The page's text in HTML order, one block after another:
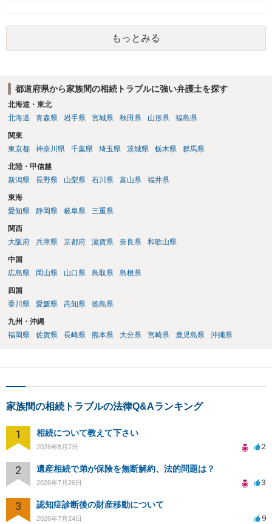
もっとみる
都道府県から家族間の相続トラブルに強い弁護士を探す
北海道・東北
北海道
青森県 岩手県 宮城県 秋田県 山形県 福島県
関東
東京都
神奈川県 千葉県 埼玉県 茨城県 栃木県 群馬県
北陸・甲信越
新潟県
長野県 山梨県 石川県 富山県 福井県
東海
愛知県
静岡県 岐阜県 三重県
関西
大阪府
兵庫県 京都府 滋賀県 奈良県 和歌山県
中国
広島県
岡山県 山口県 鳥取県 島根県
四国
香川県
愛媛県 高知県 徳島県
九州・沖縄
福岡県
佐賀県 長崎県 熊本県 大分県 宮崎県 鹿児島県 沖縄県
家族間の相続トラブルの法律Q&Aランキング
1 相続について教えて下さい
2026年8月7日 2
2 遺産相続で弟が保険を無断解約、法的問題は？
2026年7月26日 3
3 認知症診断後の財産移動について
2026年7月24日 9